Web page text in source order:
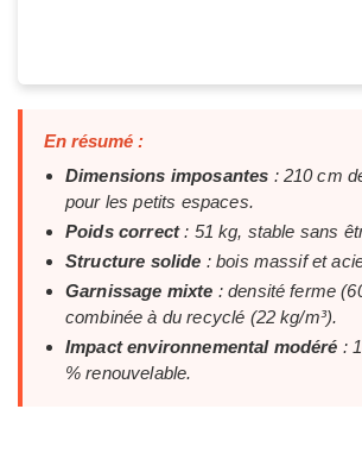
En résumé :
Dimensions imposantes : 210 cm
pour les petits espaces.
Poids correct: 51 kg, stable sans
Structure solide : bois massif et
Garnissage mixte : densité ferme
combinée à du recyclé (22 kg/m³).
Impact environnemental modéré :
% renouvelable.